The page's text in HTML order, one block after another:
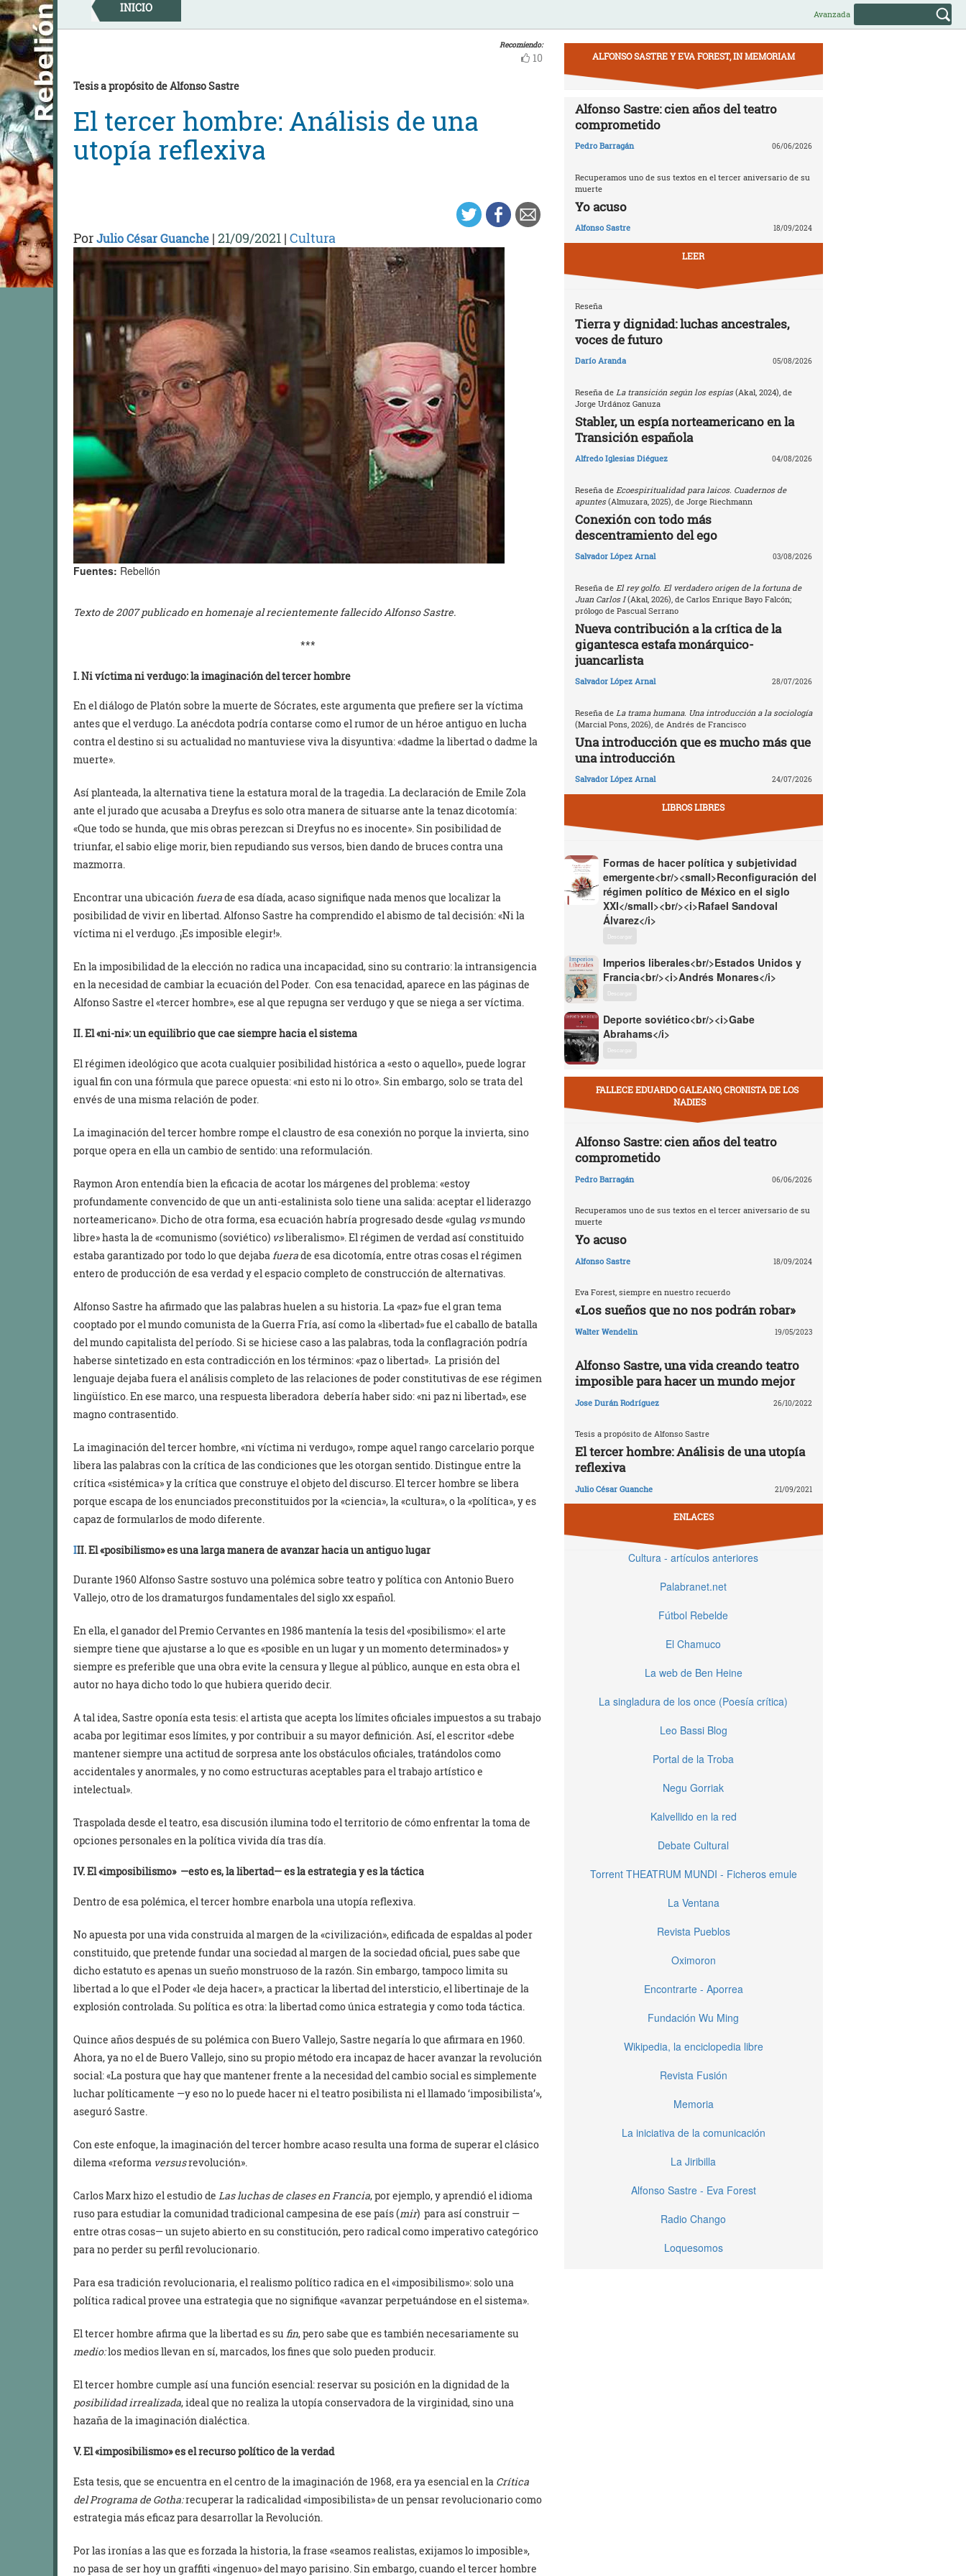
Skip
to
content
INICIO Avanzada
Recomiendo:
10
Tesis a propósito de Alfonso Sastre
El tercer hombre: Análisis de una
utopía reflexiva
PorJulio César Guanche | 21/09/2021 | Cultura
Fuentes: Rebelión
Texto de 2007 publicado en homenaje al recientemente fallecido Alfonso Sastre.
***
I.Ni víctima ni verdugo: la imaginación del tercer hombre
En el diálogo de Platón sobre la muerte de Sócrates, este argumenta que prefiere ser la víctima
antes que el verdugo. La anécdota podría contarse como el rumor de un héroe antiguo en lucha
contra el destino si su actualidad no mantuviese viva la disyuntiva: «dadme la libertad o dadme la
muerte».
Así planteada, la alternativa tiene la estatura moral de la tragedia. La declaración de Emile Zola
ante el jurado que acusaba a Dreyfus es solo otra manera de situarse ante la tenaz dicotomía:
«Que todo se hunda, que mis obras perezcan si Dreyfus no es inocente». Sin posibilidad de
triunfar, el sabio elige morir, bien repudiando sus versos, bien dando de bruces contra una
mazmorra.
Encontrar una ubicaciónfuerade esa díada, acaso signifique nada menos que localizar la
posibilidad de vivir en libertad. Alfonso Sastre ha comprendido el abismo de tal decisión: «Ni la
víctima ni el verdugo. ¡Es imposible elegir!».
En la imposibilidad de la elección no radica una incapacidad, sino su contrario: la intransigencia
en la necesidad de cambiar la ecuación del Poder. Con esa tenacidad, aparece en las páginas de
Alfonso Sastre el «tercer hombre», ese al que repugna ser verdugo y que se niega a ser víctima.
II. El «ni-ni»: un equilibrio que cae siempre hacia el sistema
El régimen ideológico que acota cualquier posibilidad histórica a «esto o aquello», puede lograr
igual fin con una fórmula que parece opuesta: «ni esto ni lo otro». Sin embargo, solo se trata del
envés de una misma relación de poder.
La imaginación del tercer hombre rompe el claustro de esa conexión no porque la invierta, sino
porque opera en ella un cambio de sentido: una reformulación.
Raymon Aron entendía bien la eficacia de acotar los márgenes del problema: «estoy
profundamente convencido de que un anti-estalinista solo tiene una salida: aceptar el liderazgo
norteamericano». Dicho de otra forma, esa ecuación habría progresado desde «gulag vsmundo
libre» hasta la de «comunismo (soviético) vsliberalismo». El régimen de verdad así constituido
estaba garantizado por todo lo que dejabafuerade esa dicotomía, entre otras cosas el régimen
entero de producción de esa verdad y el espacio completo de construcción de alternativas.
Alfonso Sastre ha afirmado que las palabras huelen a su historia. La «paz» fue el gran tema
cooptado por el mundo comunista de la Guerra Fría, así como la «libertad» fue el caballo de batalla
del mundo capitalista del período. Si se hiciese caso a las palabras, toda la conflagración podría
haberse sintetizado en esta contradicción en los términos: «paz o libertad». La prisión del
lenguaje dejaba fuera el análisis completo de las relaciones de poder constitutivas de ese régimen
lingüístico. En ese marco, una respuesta liberadora debería haber sido: «ni paz ni libertad», ese
magno contrasentido.
La imaginación del tercer hombre, «ni víctima ni verdugo», rompe aquel rango carcelario porque
libera las palabras con la crítica de las condiciones que les otorgan sentido. Distingue entre la
crítica «sistémica» y la crítica que construye el objeto del discurso. El tercer hombre se libera
porque escapa de los enunciados preconstituidos por la «ciencia», la «cultura», o la «política», y es
capaz de formularlos de modo diferente.
III.El «posibilismo» es una larga manera de avanzar hacia un antiguo lugar
Durante 1960 Alfonso Sastre sostuvo una polémica sobre teatro y política con Antonio Buero
Vallejo, otro de los dramaturgos fundamentales del siglo xx español.
En ella, el ganador del Premio Cervantes en 1986 mantenía la tesis del «posibilismo»: el arte
siempre tiene que ajustarse a lo que es «posible en un lugar y un momento determinados» y
siempre es preferible que una obra evite la censura y llegue al público, aunque en esta obra el
autor no haya dicho todo lo que hubiera querido decir.
A tal idea, Sastre oponía esta tesis: el artista que acepta los límites oficiales impuestos a su trabajo
acaba por legitimar esos límites, y por contribuir a su mayor definición. Así, el escritor «debe
mantener siempre una actitud de sorpresa ante los obstáculos oficiales, tratándolos como
accidentales y anormales, y no como estructuras aceptables para el trabajo artístico e
intelectual».
Traspolada desde el teatro, esa discusión ilumina todo el territorio de cómo enfrentar la toma de
opciones personales en la política vivida día tras día.
IV. El «imposibilismo» —esto es, la libertad— es la estrategia y es la táctica
Dentro de esa polémica, el tercer hombre enarbola una utopía reflexiva.
No apuesta por una vida construida al margen de la «civilización», edificada de espaldas al poder
constituido, que pretende fundar una sociedad al margen de la sociedad oficial, pues sabe que
dicho estatuto es apenas un sueño monstruoso de la razón. Sin embargo, tampoco limita su
libertad a lo que el Poder «le deja hacer», a practicar la libertad del intersticio, el libertinaje de la
explosión controlada. Su política es otra: la libertad como única estrategia y como toda táctica.
Quince años después de su polémica con Buero Vallejo, Sastre negaría lo que afirmara en 1960.
Ahora, ya no el de Buero Vallejo, sino su propio método era incapaz de hacer avanzar la revolución
social: «La postura que hay que mantener frente a la necesidad del cambio social es simplemente
luchar políticamente —y eso no lo puede hacer ni el teatro posibilista ni el llamado ‘imposibilista’»,
aseguró Sastre.
Con este enfoque, la imaginación del tercer hombre acaso resulta una forma de superar el clásico
dilema «reforma versusrevolución».
Carlos Marx hizo el estudio de Las luchas de clases en Francia, por ejemplo, y aprendió el idioma
ruso para estudiar la comunidad tradicional campesina de ese país (mir) para así construir —
entre otras cosas— un sujeto abierto en su constitución, pero radical como imperativo categórico
para no perder su perfil revolucionario.
Para esa tradición revolucionaria, el realismo político radica en el «imposibilismo»: solo una
política radical provee una estrategia que no signifique «avanzar perpetuándose en el sistema».
El tercer hombre afirma que la libertad es su fin, pero sabe que es también necesariamente su
medio:los medios llevan en sí, marcados, los fines que solo pueden producir.
El tercer hombre cumple así una función esencial: reservar su posición en la dignidad de la
posibilidad irrealizada, ideal que no realiza la utopía conservadora de la virginidad, sino una
hazaña de la imaginación dialéctica.
V.El «imposibilismo» es el recurso político de la verdad
Esta tesis, que se encuentra en el centro de la imaginación de 1968, era ya esencial en la Crítica
del Programa de Gotha:recuperar la radicalidad «imposibilista» de un pensar revolucionario como
estrategia más eficaz para desarrollar la Revolución.
Por las ironías a las que es forzada la historia, la frase «seamos realistas, exijamos lo imposible»,
no pasa de ser hoy un graffiti «ingenuo» del mayo parisino. Sin embargo, cuando el tercer hombre
ALFONSO SASTRE Y EVA FOREST, IN MEMORIAM
Alfonso Sastre: cien años del teatro
comprometido
Pedro Barragán 06/06/2026
Recuperamos uno de sus textos en el tercer aniversario de su
muerte
Yo acuso
Alfonso Sastre 18/09/2024
LEER
Reseña
Tierra y dignidad: luchas ancestrales,
voces de futuro
Darío Aranda 05/08/2026
Reseña de La transición según los espías(Akal, 2024), de
Jorge Urdánoz Ganuza
Stabler, un espía norteamericano en la
Transición española
Alfredo Iglesias Diéguez 04/08/2026
Reseña de Ecoespiritualidad para laicos. Cuadernos de
apuntes(Almuzara, 2025), de Jorge Riechmann
Conexión con todo más
descentramiento del ego
Salvador López Arnal 03/08/2026
Reseña de El rey golfo. El verdadero origen de la fortuna de
Juan Carlos I(Akal, 2026), de Carlos Enrique Bayo Falcón;
prólogo de Pascual Serrano
Nueva contribución a la crítica de la
gigantesca estafa monárquico-
juancarlista
Salvador López Arnal 28/07/2026
Reseña de La trama humana. Una introducción a la sociología
(Marcial Pons, 2026), de Andrés de Francisco
Una introducción que es mucho más que
una introducción
Salvador López Arnal 24/07/2026
LIBROS LIBRES
Formas de hacer política y subjetividad
emergente<br/><small>Reconfiguración del
régimen político de México en el siglo
XXI</small><br/><i>Rafael Sandoval
Álvarez</i>
Descargar
Imperios liberales<br/>Estados Unidos y
Francia<br/><i>Andrés Monares</i>
Descargar
Deporte soviético<br/><i>Gabe
Abrahams</i>
Descargar
FALLECE EDUARDO GALEANO, CRONISTA DE LOS
NADIES
Alfonso Sastre: cien años del teatro
comprometido
Pedro Barragán 06/06/2026
Recuperamos uno de sus textos en el tercer aniversario de su
muerte
Yo acuso
Alfonso Sastre 18/09/2024
Eva Forest, siempre en nuestro recuerdo
«Los sueños que no nos podrán robar»
Walter Wendelin 19/05/2023
Alfonso Sastre, una vida creando teatro
imposible para hacer un mundo mejor
Jose Durán Rodríguez 26/10/2022
Tesis a propósito de Alfonso Sastre
El tercer hombre: Análisis de una utopía
reflexiva
Julio César Guanche 21/09/2021
ENLACES
Cultura - artículos anteriores
Palabranet.net
Fútbol Rebelde
El Chamuco
La web de Ben Heine
La singladura de los once (Poesía crítica)
Leo Bassi Blog
Portal de la Troba
Negu Gorriak
Kalvellido en la red
Debate Cultural
Torrent THEATRUM MUNDI - Ficheros emule
La Ventana
Revista Pueblos
Oximoron
Encontrarte - Aporrea
Fundación Wu Ming
Wikipedia, la enciclopedia libre
Revista Fusión
Memoria
La iniciativa de la comunicación
La Jiribilla
Alfonso Sastre - Eva Forest
Radio Chango
Loquesomos